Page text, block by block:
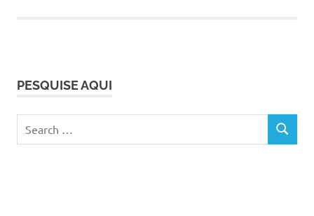
PESQUISE AQUI
for:
SEARCH